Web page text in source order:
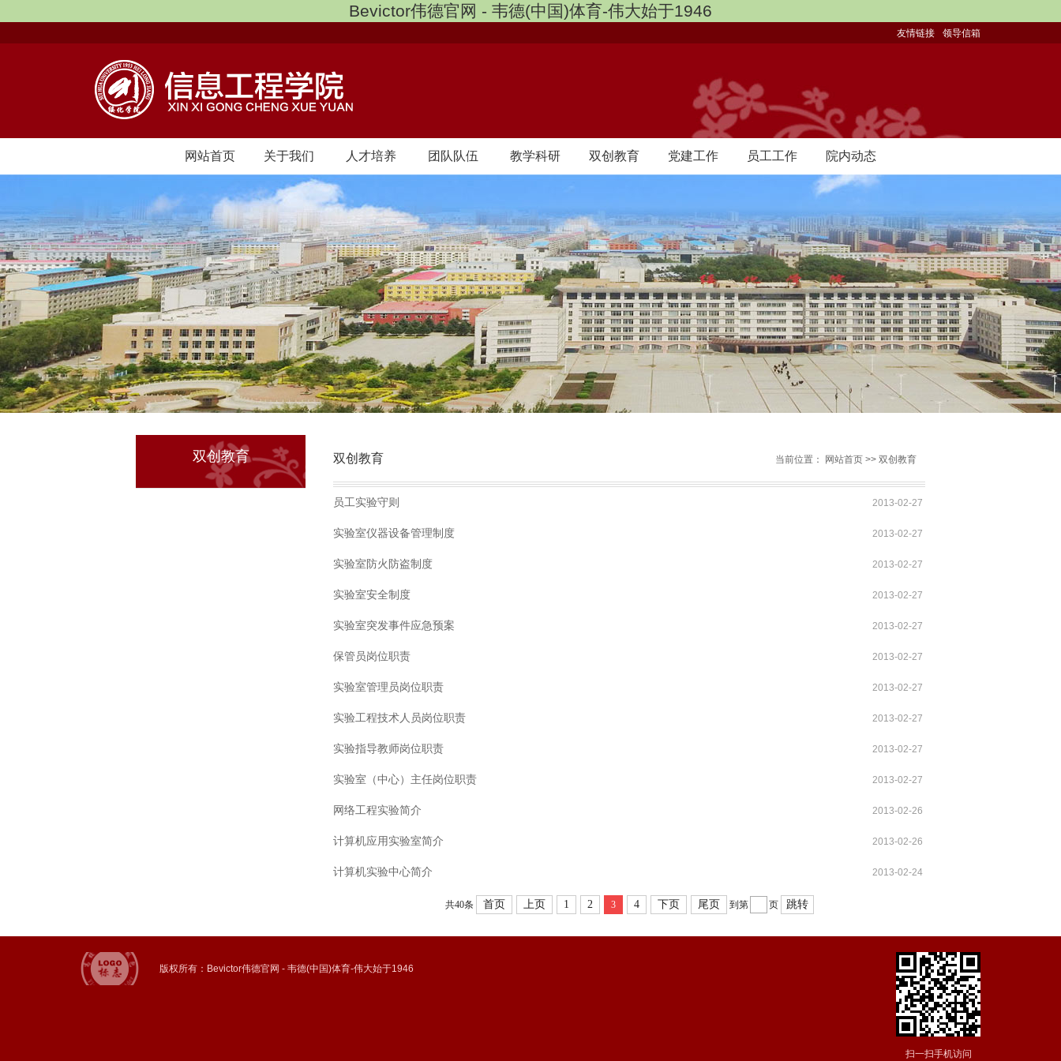
Bevictor伟德官网 - 韦德(中国)体育-伟大始于1946
友情链接 领导信箱
网站首页 关于我们 人才培养 团队队伍 教学科研 双创教育 党建工作 员工工作 院内动态
双创教育 双创教育 当前位置： 网站首页 >> 双创教育
员工实验守则 2013-02-27
实验室仪器设备管理制度 2013-02-27
实验室防火防盗制度 2013-02-27
实验室安全制度 2013-02-27
实验室突发事件应急预案 2013-02-27
保管员岗位职责 2013-02-27
实验室管理员岗位职责 2013-02-27
实验工程技术人员岗位职责 2013-02-27
实验指导教师岗位职责 2013-02-27
实验室（中心）主任岗位职责 2013-02-27
网络工程实验简介 2013-02-26
计算机应用实验室简介 2013-02-26
计算机实验中心简介 2013-02-24
共40条 首页 上页 1 2 3 4 下页 尾页 到第 页 跳转
版权所有：Bevictor伟德官网 - 韦德(中国)体育-伟大始于1946
扫一扫手机访问